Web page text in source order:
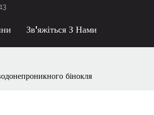
Зв'яжіться З Нами
бінокля